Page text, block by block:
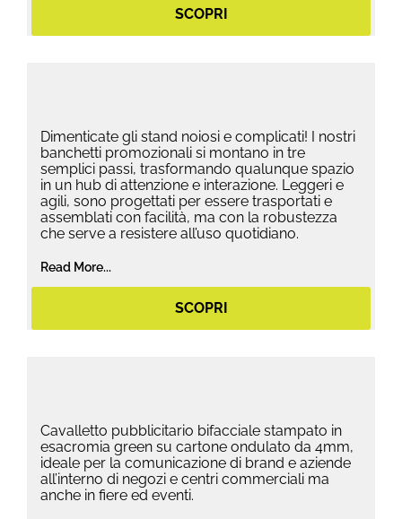
SCOPRI
Dimenticate gli stand noiosi e complicati! I nostri
banchetti promozionali si montano in tre
semplici passi, trasformando qualunque spazio
in un hub di attenzione e interazione. Leggeri e
agili, sono progettati per essere trasportati e
assemblati con facilità, ma con la robustezza
che serve a resistere all’uso quotidiano.
Read More...
SCOPRI
Cavalletto pubblicitario bifacciale stampato in
esacromia green su cartone ondulato da 4mm,
ideale per la comunicazione di brand e aziende
all’interno di negozi e centri commerciali ma
anche in fiere ed eventi.